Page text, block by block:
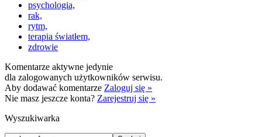
psychologia,
rak,
rytm,
terapia światłem,
zdrowie
Komentarze aktywne jedynie
dla zalogowanych użytkowników serwisu.
Aby dodawać komentarze Zaloguj się »
Nie masz jeszcze konta? Zarejestruj się »
Wyszukiwarka